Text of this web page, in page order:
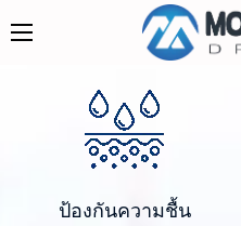
ป้องกันความชื้น